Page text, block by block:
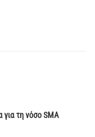
τη νόσο SMA